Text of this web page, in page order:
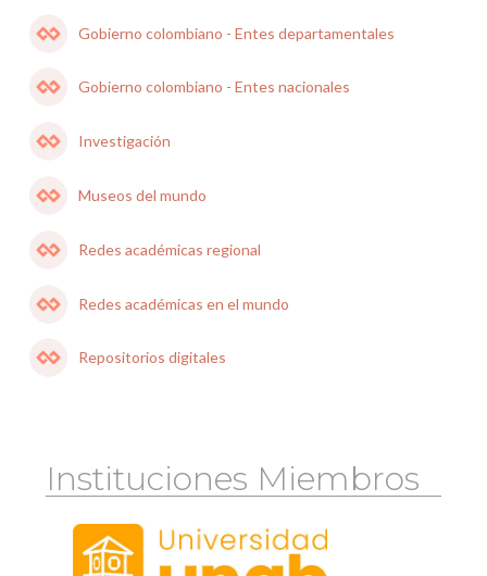
Gobierno colombiano - Entes departamentales
Gobierno colombiano - Entes nacionales
Investigación
Museos del mundo
Redes académicas regional
Redes académicas en el mundo
Repositorios digitales
Instituciones Miembros